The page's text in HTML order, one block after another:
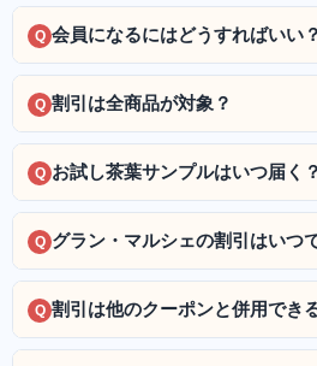
Q 会員になるにはどうすればいい？
Q 割引は全商品が対象？
Q お試し茶葉サンプルはいつ届く？
Q グラン・マルシェの割引はいつ
Q 割引は他のクーポンと併用でき